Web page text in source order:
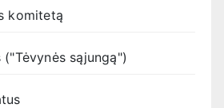
komitetą
sąjungą")